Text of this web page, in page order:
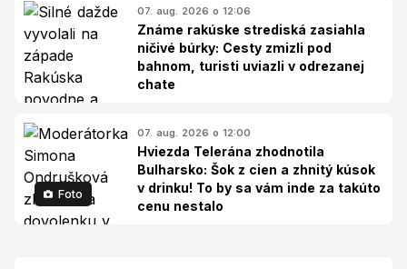
07. aug. 2026 o 12:06
Známe rakúske strediská zasiahla
ničivé búrky: Cesty zmizli pod
bahnom, turisti uviazli v odrezanej
chate
Foto
07. aug. 2026 o 12:00
Hviezda Telerána zhodnotila
Bulharsko: Šok z cien a zhnitý kúsok
v drinku! To by sa vám inde za takúto
cenu nestalo